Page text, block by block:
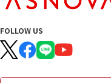
FOLLOW US